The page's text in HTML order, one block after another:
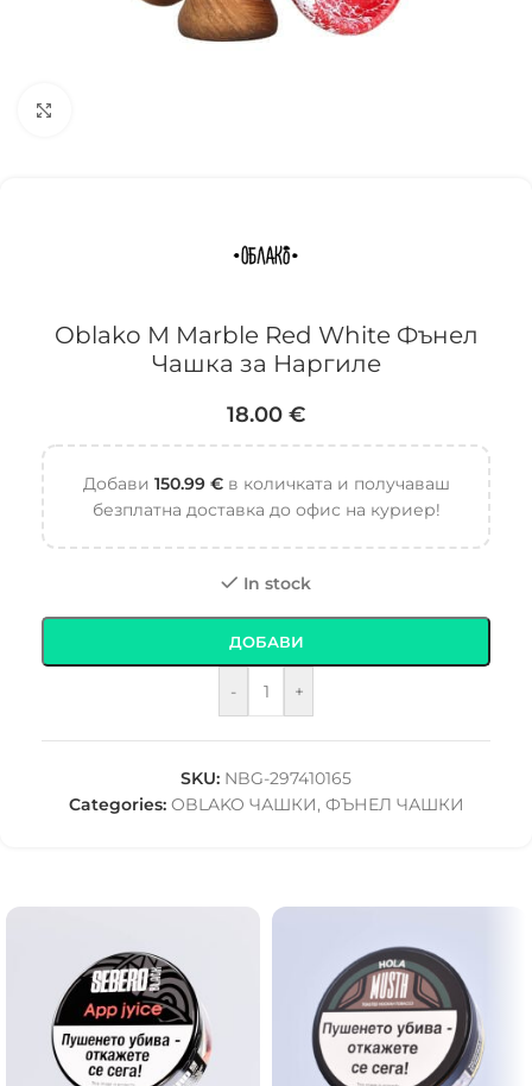
Oblako M Marble Red White Фънел
Чашка за Наргиле
18.00 €
Добави 150.99 €в количката и получаваш
безплатна доставка до офис на куриер!
In stock
- +
ДОБАВИ
SKU: NBG-297410165
Categories: OBLAKO ЧАШКИ, ФЪНЕЛ ЧАШКИ